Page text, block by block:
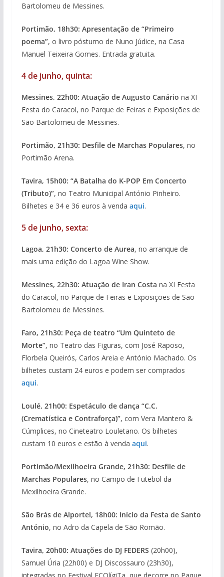
Bartolomeu de Messines.
Portimão, 18h30: Apresentação de “Primeiro
poema”, o livro póstumo de Nuno Júdice, na Casa
Manuel Teixeira Gomes. Entrada gratuita.
4 de junho, quinta:
Messines, 22h00: Atuação de Augusto Canário na XI
Festa do Caracol, no Parque de Feiras e Exposições de
São Bartolomeu de Messines.
Portimão, 21h30: Desfile de Marchas Populares, no
Portimão Arena.
Tavira, 15h00: “A Batalha do K-POP Em Concerto
(Tributo)”, no Teatro Municipal António Pinheiro.
Bilhetes e 34 e 36 euros à venda aqui.
5 de junho, sexta:
Lagoa, 21h30: Concerto de Aurea, no arranque de
mais uma edição do Lagoa Wine Show.
Messines, 22h30: Atuação de Iran Costa na XI Festa
do Caracol, no Parque de Feiras e Exposições de São
Bartolomeu de Messines.
Faro, 21h30: Peça de teatro “Um Quinteto de
Morte”, no Teatro das Figuras, com José Raposo,
Florbela Queirós, Carlos Areia e António Machado. Os
bilhetes custam 24 euros e podem ser comprados
aqui.
Loulé, 21h00: Espetáculo de dança “C.C.
(Crematística e Contraforça)”, com Vera Mantero &
Cúmplices, no Cineteatro Louletano. Os bilhetes
custam 10 euros e estão à venda aqui.
Portimão/Mexilhoeira Grande, 21h30: Desfile de
Marchas Populares, no Campo de Futebol da
Mexilhoeira Grande.
São Brás de Alportel, 18h00: Início da Festa de Santo
António, no Adro da Capela de São Romão.
Tavira, 20h00: Atuações do DJ FEDERS (20h00),
Samuel Úria (22h00) e DJ Discossauro (23h30),